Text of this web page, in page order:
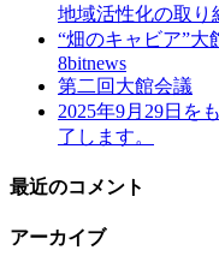
地域活性化の取り
“畑のキャビア”
8bitnews
第二回大館会議
2025年9月29日を
了します。
最近のコメント
アーカイブ